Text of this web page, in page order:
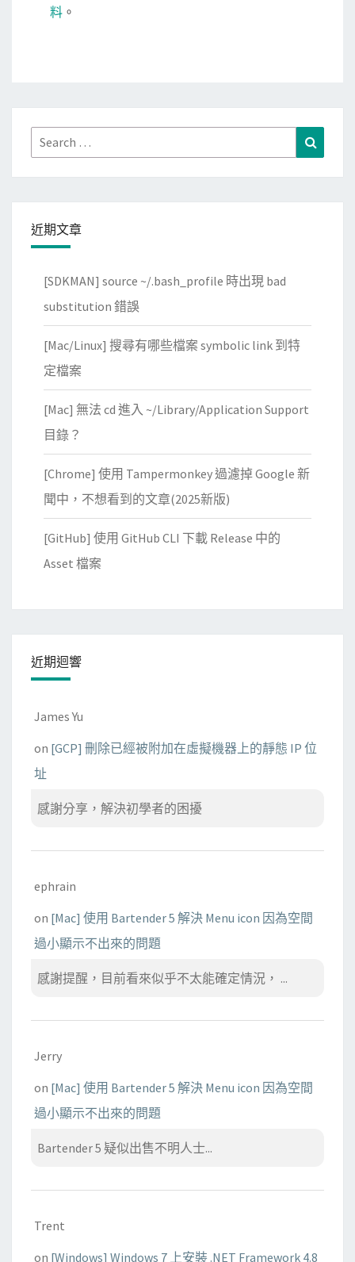
料 。
Search
for:
近期文章
[SDKMAN] source ~/.bash_profile 時出現 bad
substitution 錯誤
[Mac/Linux] 搜尋有哪些檔案 symbolic link 到特
定檔案
[Mac] 無法 cd 進入 ~/Library/Application Support
目錄？
[Chrome] 使用 Tampermonkey 過濾掉 Google 新
聞中，不想看到的文章(2025新版)
[GitHub] 使用 GitHub CLI 下載 Release 中的
Asset 檔案
近期迴響
James Yu
on [GCP] 刪除已經被附加在虛擬機器上的靜態 IP 位
址
感謝分享，解決初學者的困擾
ephrain
on [Mac] 使用 Bartender 5 解決 Menu icon 因為空間
過小顯示不出來的問題
感謝提醒，目前看來似乎不太能確定情況， ...
Jerry
on [Mac] 使用 Bartender 5 解決 Menu icon 因為空間
過小顯示不出來的問題
Bartender 5 疑似出售不明人士...
Trent
on [Windows] Windows 7 上安裝 .NET Framework 4.8